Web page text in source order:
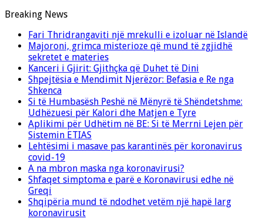
Breaking News
Fari Thridrangaviti një mrekulli e izoluar në Islandë
Majoroni, grimca misterioze që mund të zgjidhë
sekretet e materies
Kanceri i Gjirit: Gjithçka që Duhet të Dini
Shpejtësia e Mendimit Njerëzor: Befasia e Re nga
Shkenca
Si të Humbasësh Peshë në Mënyrë të Shëndetshme:
Udhëzuesi për Kalori dhe Matjen e Tyre
Aplikimi për Udhëtim në BE: Si të Merrni Lejen për
Sistemin ETIAS
Lehtësimi i masave pas karantinës për koronavirus
covid-19
A na mbron maska nga koronavirusi?
Shfaqet simptoma e parë e Koronavirusi edhe në
Greqi
Shqipëria mund të ndodhet vetëm një hapë larg
koronavirusit